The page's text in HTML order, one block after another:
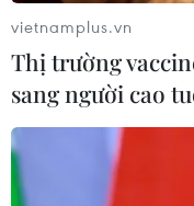
vietnamplus.vn
Thị trường
sang người cao